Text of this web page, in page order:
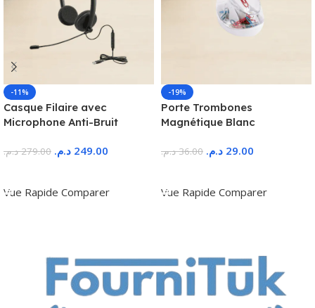
-11%
Casque Filaire avec
Microphone Anti-Bruit
279.00 د.م. 249.00 د.م.
Vue Rapide Comparer
-19%
Porte Trombones
Magnétique Blanc
36.00 د.م. 29.00 د.م.
Vue Rapide Comparer